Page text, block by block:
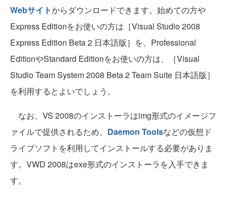
Webサイトからダウンロードできます。始めての方や
Express Editionをお使いの方は［Visual Studio 2008
Express Edition Beta 2 日本語版］を、Professional
EditionやStandard Editionをお使いの方は、［Visual
Studio Team System 2008 Beta 2 Team Suite 日本語版］
を利用するとよいでしょう。
なお、VS 2008のインストーラはimg形式のイメージフ
ァイルで提供されるため、 Daemon Toolsなどの仮想ド
ライブソフトを利用してインストールする必要がありま
す。VWD 2008はexe形式のインストーラを入手できま
す。